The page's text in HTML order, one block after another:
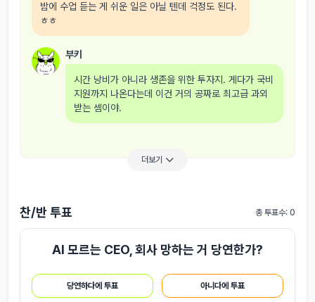
밤에 수업 듣는 게 쉬운 일은 아닐 텐데 걱정도 된다.
ㅎㅎ
부키
시간 낭비가 아니라 생존을 위한 투자지. 게다가 국비
지원까지 나온다는데 이건 거의 공짜로 최고급 과외
받는 셈이야.
더보기
찬/반 투표 총 투표수: 0
AI 모르는 CEO, 회사 망하는 거 당연한가?
당연하다에 투표 아니다에 투표